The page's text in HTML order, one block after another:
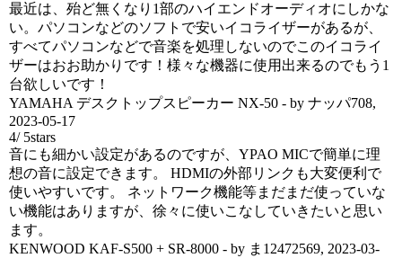
最近は、殆ど無くなり1部のハイエンドオーディオにしかな
い。パソコンなどのソフトで安いイコライザーがあるが、
すべてパソコンなどで音楽を処理しないのでこのイコライ
ザーはおお助かりです！様々な機器に使用出来るのでもう1
台欲しいです！
YAMAHA デスクトップスピーカー NX-50 - by ナッパ708,
2023-05-17
4/ 5stars
音にも細かい設定があるのですが、YPAO MICで簡単に理
想の音に設定できます。 HDMIの外部リンクも大変便利で
使いやすいです。 ネットワーク機能等まだまだ使っていな
い機能はありますが、徐々に使いこなしていきたいと思い
ます。
KENWOOD KAF-S500 + SR-8000 - by ま12472569, 2023-03-